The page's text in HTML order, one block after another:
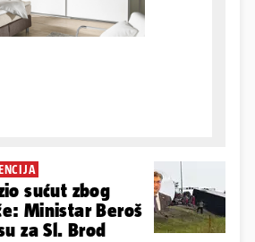
sućut zbog
Ministar Beroš
za Sl. Brod